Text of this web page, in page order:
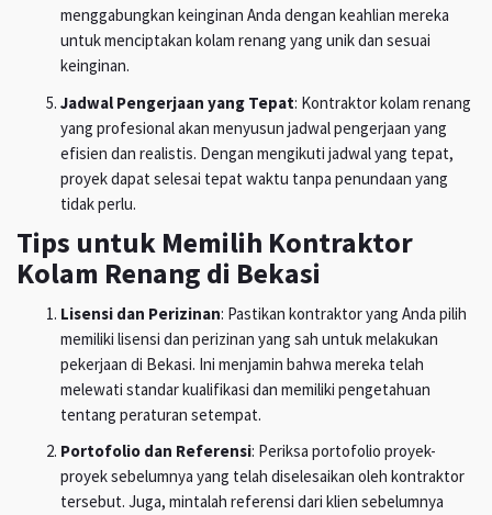
menggabungkan keinginan Anda dengan keahlian mereka
untuk menciptakan kolam renang yang unik dan sesuai
keinginan.
Jadwal Pengerjaan yang Tepat: Kontraktor kolam renang
yang profesional akan menyusun jadwal pengerjaan yang
efisien dan realistis. Dengan mengikuti jadwal yang tepat,
proyek dapat selesai tepat waktu tanpa penundaan yang
tidak perlu.
Tips untuk Memilih Kontraktor
Kolam Renang di Bekasi
Lisensi dan Perizinan: Pastikan kontraktor yang Anda pilih
memiliki lisensi dan perizinan yang sah untuk melakukan
pekerjaan di Bekasi. Ini menjamin bahwa mereka telah
melewati standar kualifikasi dan memiliki pengetahuan
tentang peraturan setempat.
Portofolio dan Referensi: Periksa portofolio proyek-
proyek sebelumnya yang telah diselesaikan oleh kontraktor
tersebut. Juga, mintalah referensi dari klien sebelumnya